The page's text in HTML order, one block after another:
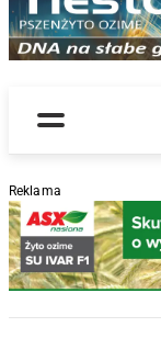
Menu
Reklama